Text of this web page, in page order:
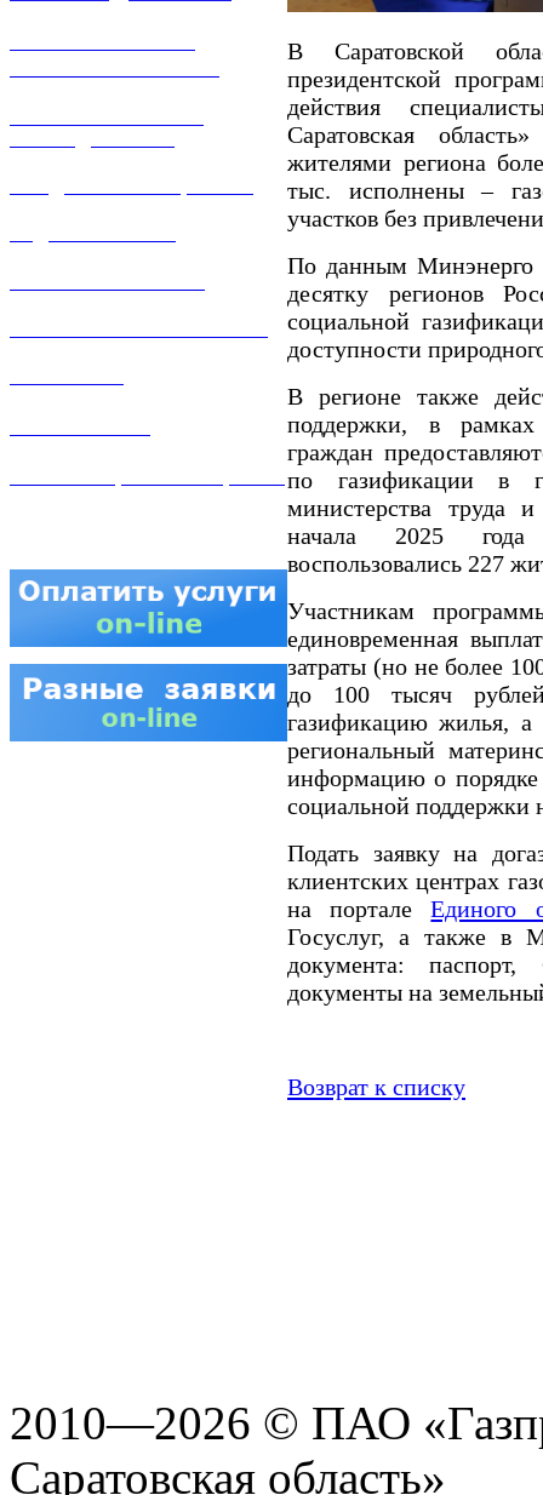
В Саратовской
президентской
действия
Саратовская
жителями региона
тыс. исполнены –
участков без
По данным Минэнерго
десятку регионов
социальной
доступности
В регионе также
поддержки, в рамках
граждан
по газификации в
министерства труда
начала 2025 года
воспользовались 227
Участникам
единовременная
затраты (но не более
до 100 тысяч
газификацию жилья, а
региональный
информацию о
социальной поддержки
Подать заявку на
клиентских центрах
на порталеЕдиного
Госуслуг, а также в
документа: паспорт,
документы на
Возврат к списку
2010—2026 © ПАО
Саратовская область»